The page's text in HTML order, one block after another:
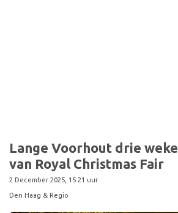
Lange Voorhout drie
van Royal Christmas Fair
2 December 2025, 15:21 uur
Den Haag & Regio